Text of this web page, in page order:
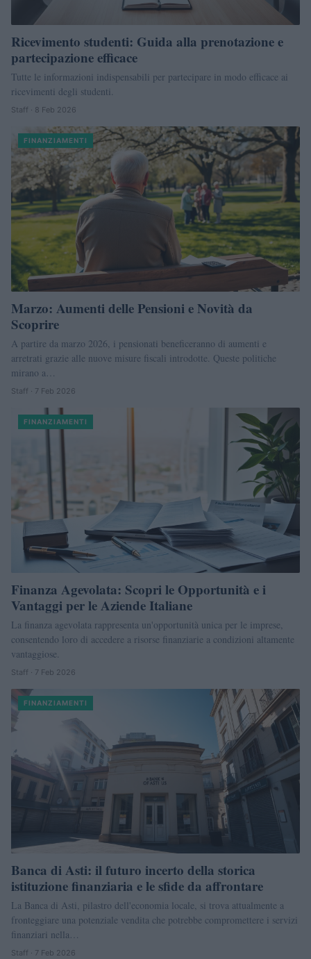
Ricevimento studenti: Guida alla prenotazione e
partecipazione efficace
Tutte le informazioni indispensabili per partecipare in modo efficace ai
ricevimenti degli studenti.
Staff · 8 Feb 2026
FINANZIAMENTI
Marzo: Aumenti delle Pensioni e Novità da
Scoprire
A partire da marzo 2026, i pensionati beneficeranno di aumenti e
arretrati grazie alle nuove misure fiscali introdotte. Queste politiche
mirano a…
Staff · 7 Feb 2026
FINANZIAMENTI
Finanza Agevolata: Scopri le Opportunità e i
Vantaggi per le Aziende Italiane
La finanza agevolata rappresenta un'opportunità unica per le imprese,
consentendo loro di accedere a risorse finanziarie a condizioni altamente
vantaggiose.
Staff · 7 Feb 2026
FINANZIAMENTI
Banca di Asti: il futuro incerto della storica
istituzione finanziaria e le sfide da affrontare
La Banca di Asti, pilastro dell'economia locale, si trova attualmente a
fronteggiare una potenziale vendita che potrebbe compromettere i servizi
finanziari nella…
Staff · 7 Feb 2026